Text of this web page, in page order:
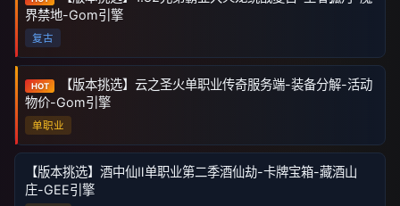
界禁地-Gom引擎
复古
HOT
【版本挑选】云之圣火单职业传奇服务端-装备分解-活动
物价-Gom引擎
单职业
【版本挑选】酒中仙Ⅱ单职业第二季酒仙劫-卡牌宝箱-藏酒山
庄-GEE引擎